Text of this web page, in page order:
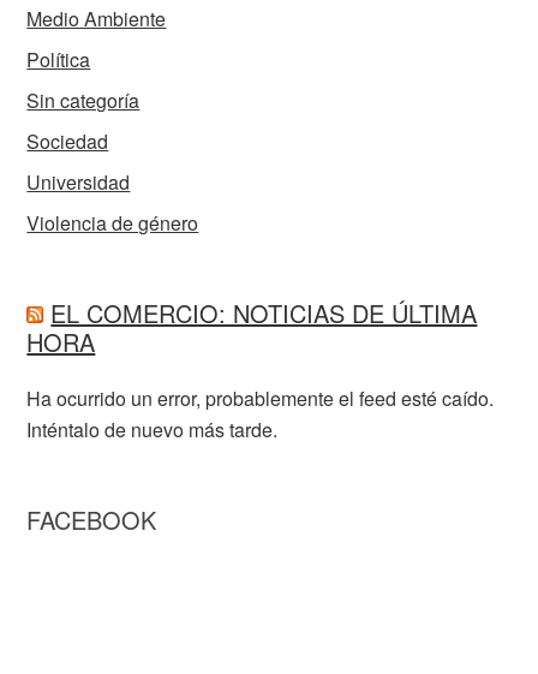
Medio Ambiente
Política
Sin categoría
Sociedad
Universidad
Violencia de género
EL COMERCIO: NOTICIAS DE ÚLTIMA
HORA
Ha ocurrido un error, probablemente el feed esté caído.
Inténtalo de nuevo más tarde.
FACEBOOK